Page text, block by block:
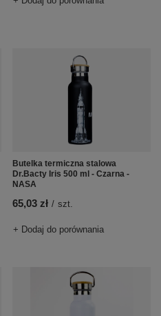
Butelka termiczna stalowa
Dr.Bacty Iris 500 ml - Czarna -
NASA
65,03 zł / szt.
+ Dodaj do porównania